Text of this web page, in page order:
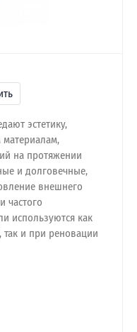
эстетику,
материалам,
на протяжении
и долговечные,
внешнего
частого
используются как
и при реновации